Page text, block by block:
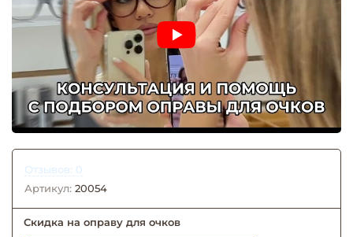
Отзывов: 0
Артикул: 20054
Скидка на оправу для очков